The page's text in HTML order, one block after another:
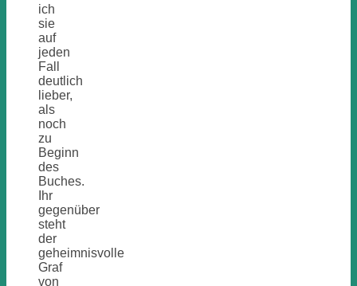
ich
sie
auf
jeden
Fall
deutlich
lieber,
als
noch
zu
Beginn
des
Buches.
Ihr
gegenüber
steht
der
geheimnisvolle
Graf
von